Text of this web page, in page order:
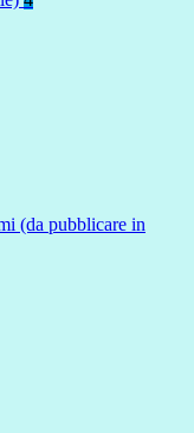
(da pubblicare in